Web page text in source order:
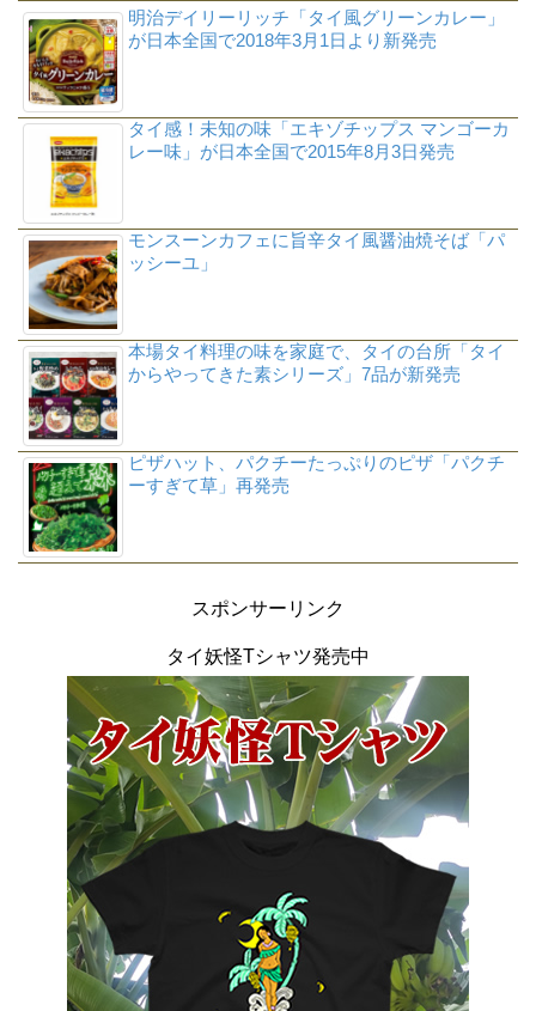
明治デイリーリッチ「タイ風グリーンカレー」
が日本全国で2018年3月1日より新発売
タイ感！未知の味「エキゾチップス マンゴーカ
レー味」が日本全国で2015年8月3日発売
モンスーンカフェに旨辛タイ風醤油焼そば「パ
ッシーユ」
本場タイ料理の味を家庭で、タイの台所「タイ
からやってきた素シリーズ」7品が新発売
ピザハット、パクチーたっぷりのピザ「パクチ
ーすぎて草」再発売
スポンサーリンク
タイ妖怪Tシャツ発売中